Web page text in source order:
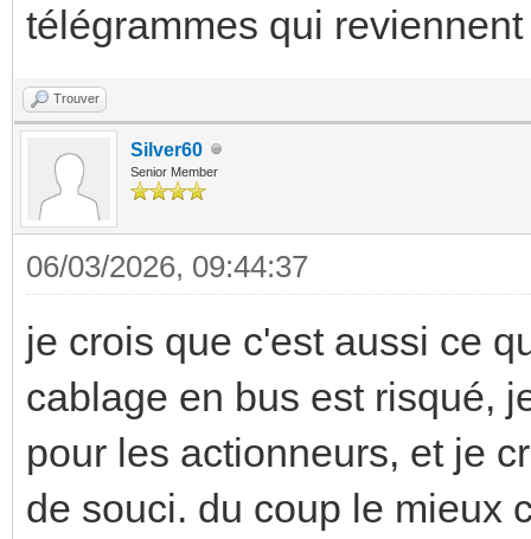
télégrammes qui
Trouver
Silver60
Senior Member
06/03/2026, 09:44:37
je crois que c'est aussi ce
cablage en bus est risqué,
pour les actionneurs, et je
de souci. du coup le mieux